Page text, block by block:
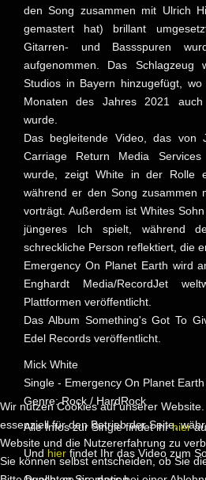
den Song zusammen mit Ulrich
gemastert hat) brillant
Gitarren- und Bassspuren
aufgenommen. Das
Studios in Bayern hinzugefügt,
Monaten des Jahres 2021
wurde.
Das begleitende Video, das von
Carriage Return Media
wurde, zeigt White in der Rolle
während er den Song zusammen
vorträgt. Außerdem ist Whites
jüngeres Ich spielt, während
schreckliche Person reflektiert, die
Emergency On Planet Earth wird
Enghardt Media/RecordJet
Plattformen veröffentlicht.
Das Album Something's Got To
Edel Records veröffentlicht.
Mick White
Single - Emergency On Planet
Genre: Rock / HardRock
Alle Infos zur Single findet ihrhier
Und hier findet Ihr das Video zum
Wir nutzen Cookies auf unserer
essenziell für den Betrieb der Seite,
Website und die Nutzererfahrung zu
Sie können selbst entscheiden, ob Sie